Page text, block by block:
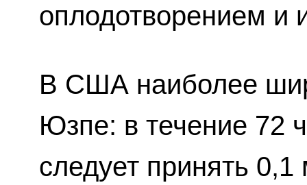
оплодотворением и
В США наиболее
Юзпе: в течение 72
следует принять 0,1